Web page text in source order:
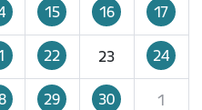
15 16 17
22 23 24
29 30 1